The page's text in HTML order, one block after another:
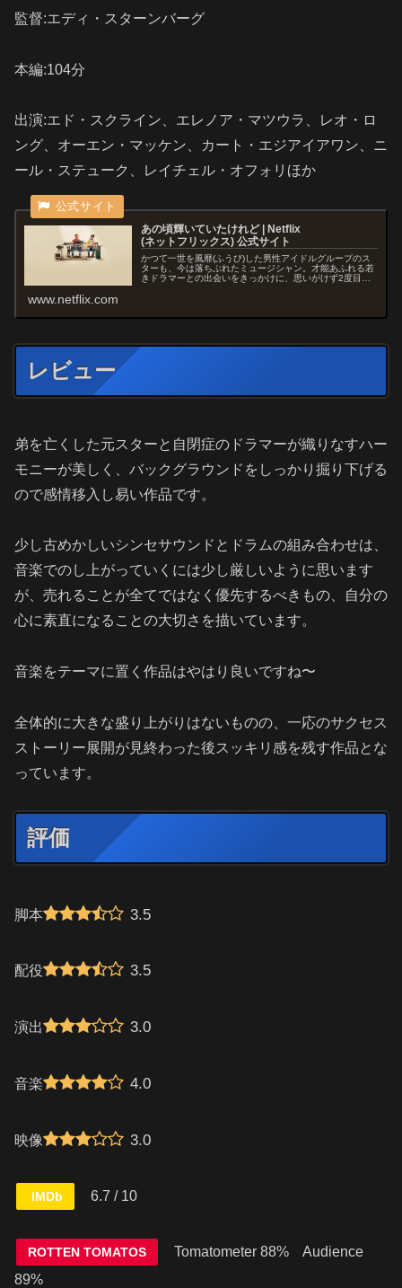
監督:エディ・スターンバーグ
本編:104分
出演:エド・スクライン、 エレノア・マツウラ、
レオ・ロ
ング、 オーエン・マッケン、 カート・エジアイアワン、 ニ
ール・ステューク、
レイチェル・オフォリ ほか
あの頃輝いていたけれど | Netflix
( ネ ッ ト フ リ ッ ク ス ) 公 式サ イ ト
かつて一世を風靡(ふうび)した男性アイドルグループのス
ターも、今は落ちぶれたミュージシャン。才能あふれる若
きドラマーとの出会いをきっかけに、思いがけず2度目の
www.netflix.com
レビュー
弟を亡くした元スターと自閉症のドラマーが織りなすハー
モニーが美しく、バックグラウンドをしっかり掘り下げる
ので感情移入し易い作品です。
少し古めかしいシンセサウンドとドラムの組み合わせは、
音楽でのし上がっていくには少し厳しいように思います
が、売れることが全てではなく優先するべきもの、自分の
心に素直になることの大切さを描いています。
音楽をテーマに置く作品はやはり良いですね〜
全体的に大きな盛り上がりはないものの、一応のサクセス
ストーリー展開が見終わった後スッキリ感を残す作品とな
っています。
評価
脚本 3.5
配役 3.5
演出 3.0
音楽 4.0
映像 3.0
IMDb 6.7 / 10
ROTTEN TOMATOS
Tomatometer 88% Audience
89%